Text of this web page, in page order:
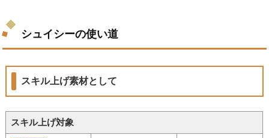
シュイシーの使い道
スキル上げ素材として
スキル上げ対象